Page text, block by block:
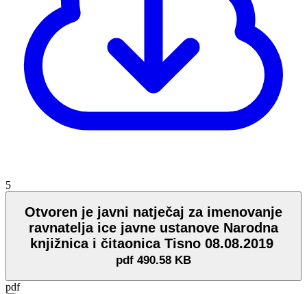
5
Otvoren je javni natječaj za imenovanje
ravnatelja ice javne ustanove Narodna
knjižnica i čitaonica Tisno 08.08.2019
pdf 490.58 KB
pdf